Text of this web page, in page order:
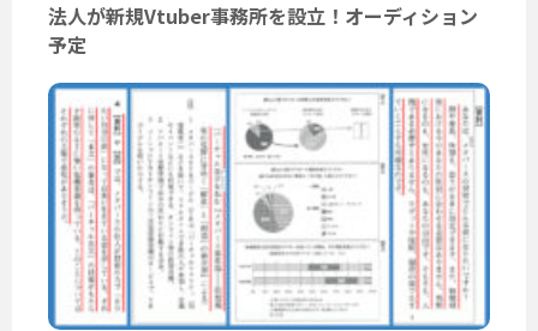
法人が新規Vtuber事務所を設立！オーディション
予定